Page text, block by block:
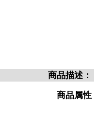
商品描述：
商品属性